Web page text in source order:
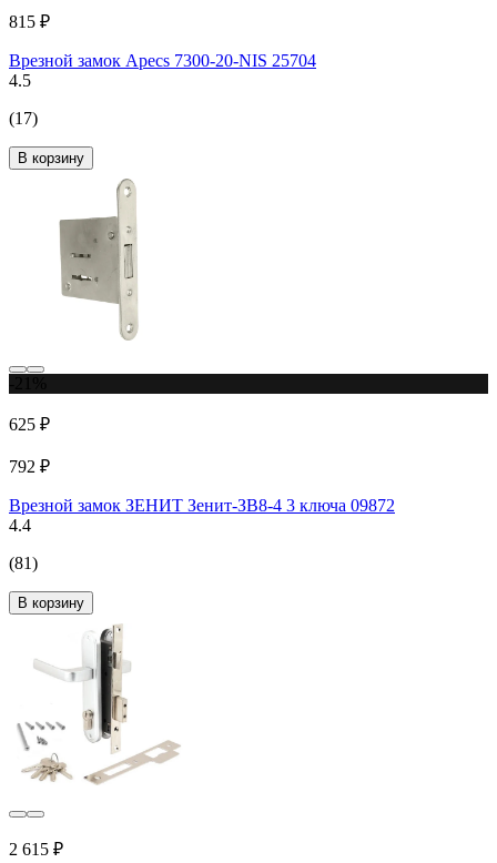
815 ₽
Врезной замок Apecs 7300-20-NIS 25704
4.5
(17)
В корзину
625 ₽
792 ₽
Врезной замок ЗЕНИТ Зенит-ЗВ8-4 3 ключа 09872
4.4
(81)
В корзину
2 615 ₽